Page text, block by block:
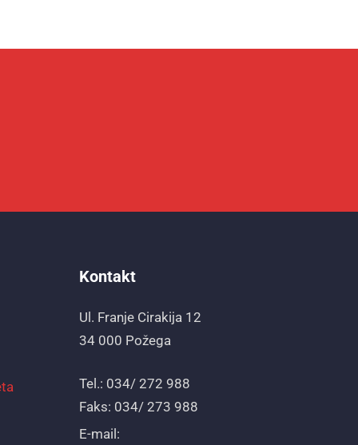
Kontakt
Ul. Franje Cirakija 12
34 000 Požega
Tel.: 034/ 272 988
Faks: 034/ 273 988
E-mail: